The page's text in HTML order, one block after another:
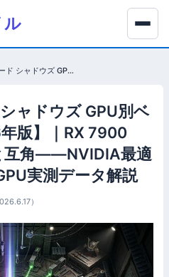
アサシンクリード シャドウズ GPU別ベンチマーク【2026年版】｜RX 7900 XTXがRTX 4090と互角——NVIDIA最適化問題の実態と16GPU実測データ解説
ャドウズ GPU別ベ
版】｜RX 7900
互角——NVIDIA最適
実測データ解説
）